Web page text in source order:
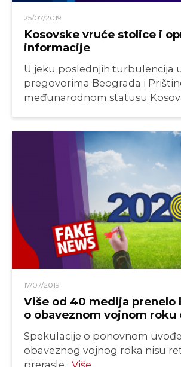
25/07/2019
Kosovske vruće stolice i
informacije
U jeku poslednjih turbulencija
pregovorima Beograda i
međunarodnom statusu
17/07/2019
Više od 40 medija prenelo
o obaveznom vojnom roku
Spekulacije o ponovnom
obaveznog vojnog roka nisu
prerasle... Više